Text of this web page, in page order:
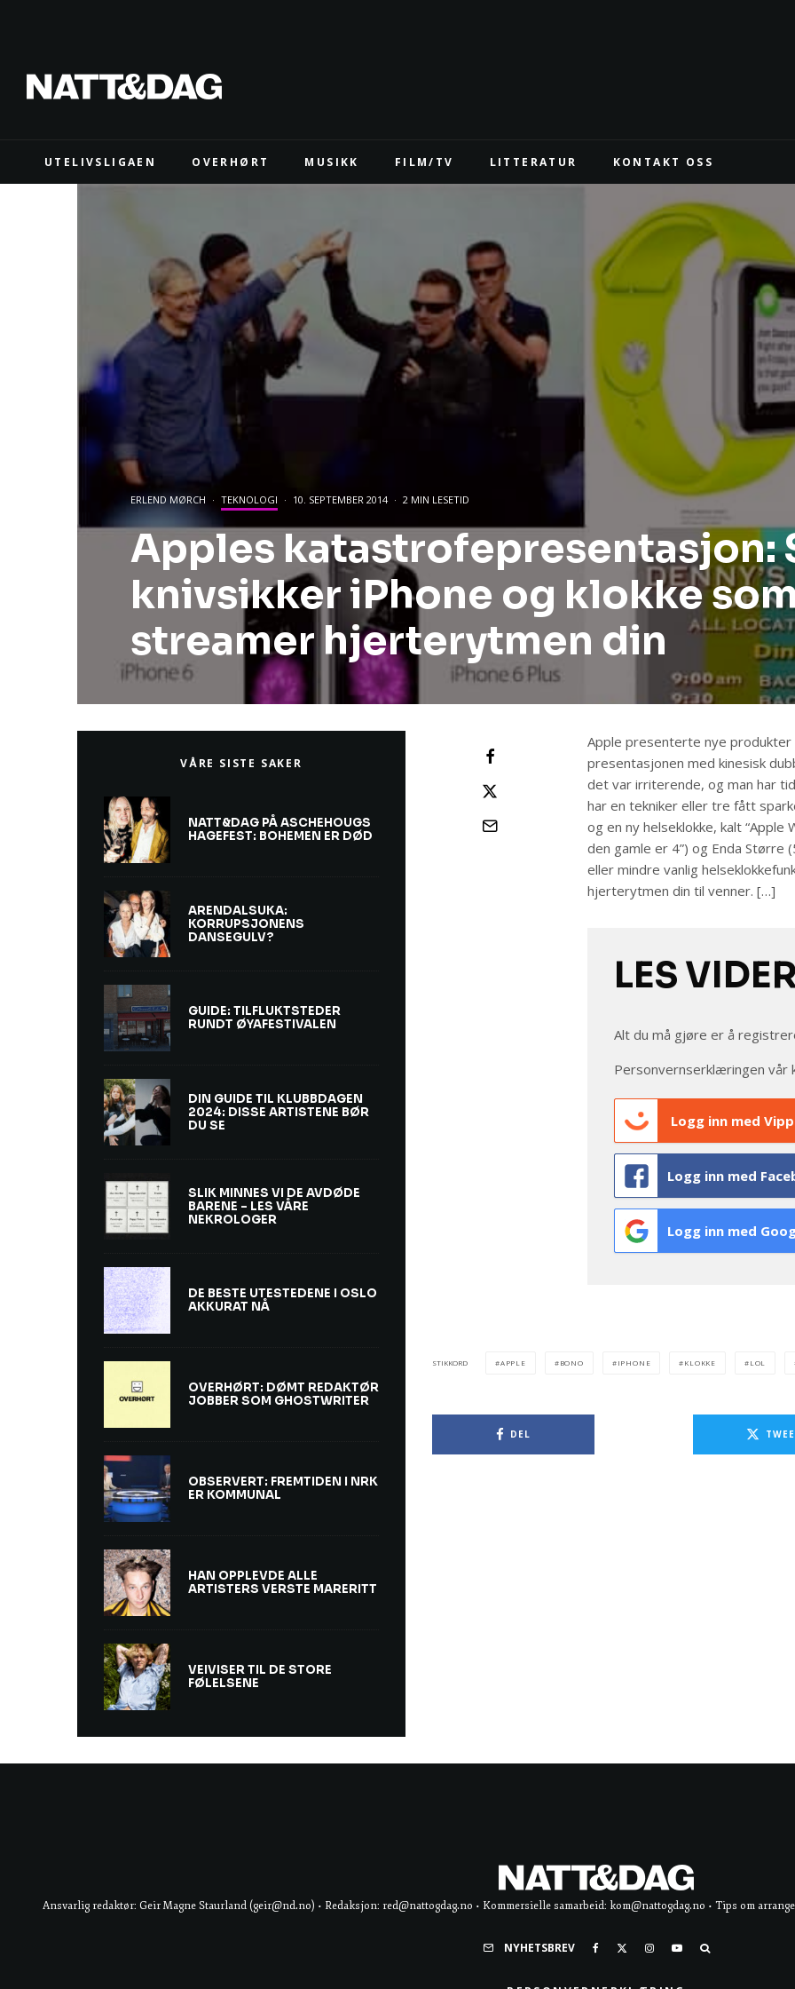
UTELIVSLIGAEN OVERHØRT MUSIKK FILM/TV LITTERATUR KONTAKT OSS
ERLEND MØRCH · TEKNOLOGI · 10. SEPTEMBER 2014 · 2 MIN LESETID
Apples katastrofepresentasjon:
knivsikker iPhone og klokke
streamer hjerterytmen din
Apple presenterte nye
presentasjonen med kinesisk
det var irriterende, og man har
har en tekniker eller tre fått
og en ny helseklokke, kalt “Apple
den gamle er 4”) og Enda Større
eller mindre vanlig
hjerterytmen din til venner. […]
LES
Alt du må gjøre er å
Personvernserklæringen vår
Logg inn med
Logg inn med
Logg inn med
STIKKORD APPLE BONO IPHONE KLOKKE LOL
DEL
VÅRE SISTE SAKER
NATT&DAG PÅ ASCHEHOUGS
HAGEFEST: BOHEMEN ER DØD
ARENDALSUKA:
KORRUPSJONENS
DANSEGULV?
GUIDE: TILFLUKTSTEDER
RUNDT ØYAFESTIVALEN
DIN GUIDE TIL KLUBBDAGEN
2024: DISSE ARTISTENE BØR
DU SE
SLIK MINNES VI DE AVDØDE
BARENE – LES VÅRE
NEKROLOGER
DE BESTE UTESTEDENE I OSLO
AKKURAT NÅ
OVERHØRT: DØMT REDAKTØR
JOBBER SOM GHOSTWRITER
OBSERVERT: FREMTIDEN I NRK
ER KOMMUNAL
HAN OPPLEVDE ALLE
ARTISTERS VERSTE MARERITT
VEIVISER TIL DE STORE
FØLELSENE
Ansvarlig redaktør: Geir Magne Staurland (geir@nd.no) • Redaksjon: red@nattogdag.no • Kommersielle samarbeid: kom@nattogdag.no • Tips om
NYHETSBREV